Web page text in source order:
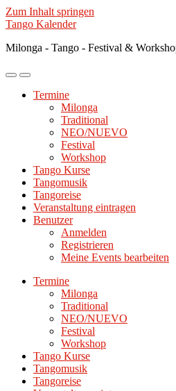
Zum Inhalt springen
Tango Kalender
Milonga - Tango - Festival &
Mobile-
ein-/ausblenden
Suchfeld
ein-/ausblenden
Termine
Milonga
Traditional
NEO/NUEVO
Festival
Workshop
Tango Kurse
Tangomusik
Tangoreise
Veranstaltung eintragen
Benutzer
Anmelden
Registrieren
Meine Events bearbeiten
Termine
Milonga
Traditional
NEO/NUEVO
Festival
Workshop
Tango Kurse
Tangomusik
Tangoreise